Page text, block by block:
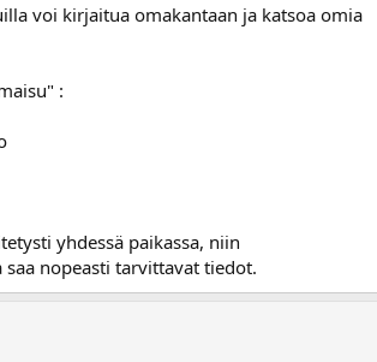
voi kirjaitua omakantaan ja katsoa omia
:
yhdessä paikassa, niin
nopeasti tarvittavat tiedot.